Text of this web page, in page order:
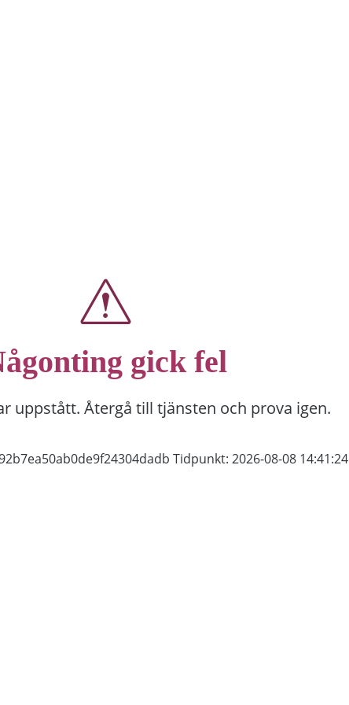
gick fel
uppstått. Återgå till tjänsten och prova igen.
Tidpunkt: 2026-08-08 14:41:24